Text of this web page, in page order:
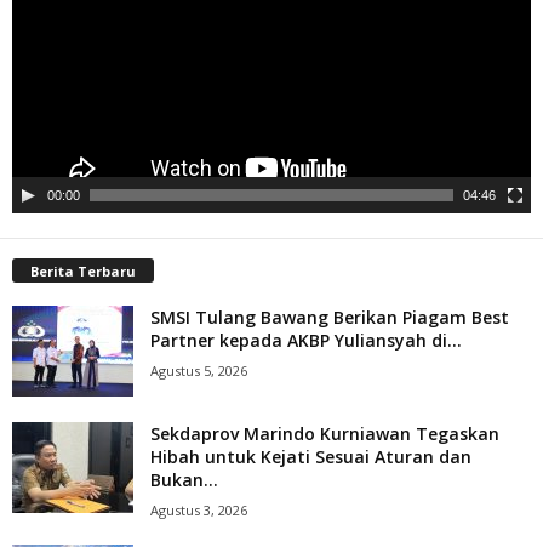
00:00 04:46
Berita Terbaru
SMSI Tulang Bawang Berikan Piagam Best
Partner kepada AKBP Yuliansyah di...
Agustus 5, 2026
Sekdaprov Marindo Kurniawan Tegaskan
Hibah untuk Kejati Sesuai Aturan dan
Bukan...
Agustus 3, 2026